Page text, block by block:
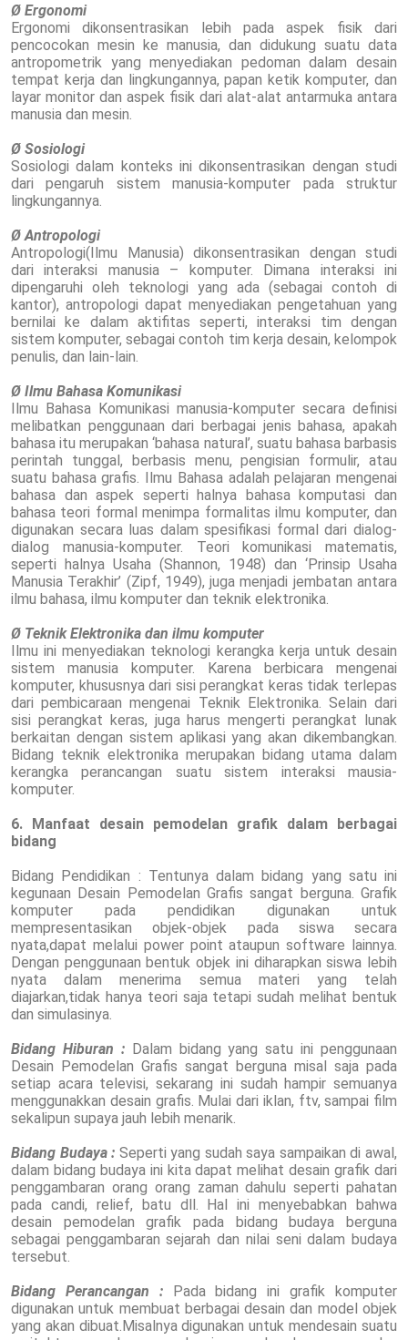
Ø Ergonomi
Ergonomi dikonsentrasikan lebih pada aspek fisik dari
pencocokan mesin ke manusia, dan didukung suatu data
antropometrik yang menyediakan pedoman dalam desain
tempat kerja dan lingkungannya, papan ketik komputer, dan
layar monitor dan aspek fisik dari alat-alat antarmuka antara
manusia dan mesin.
Ø Sosiologi
Sosiologi dalam konteks ini dikonsentrasikan dengan studi
dari pengaruh sistem manusia-komputer pada struktur
lingkungannya.
Ø Antropologi
Antropologi(Ilmu Manusia) dikonsentrasikan dengan studi
dari interaksi manusia – komputer. Dimana interaksi ini
dipengaruhi oleh teknologi yang ada (sebagai contoh di
kantor), antropologi dapat menyediakan pengetahuan yang
bernilai ke dalam aktifitas seperti, interaksi tim dengan
sistem komputer, sebagai contoh tim kerja desain, kelompok
penulis, dan lain-lain.
Ø Ilmu Bahasa Komunikasi
Ilmu Bahasa Komunikasi manusia-komputer secara definisi
melibatkan penggunaan dari berbagai jenis bahasa, apakah
bahasa itu merupakan ‘bahasa natural’, suatu bahasa barbasis
perintah tunggal, berbasis menu, pengisian formulir, atau
suatu bahasa grafis. Ilmu Bahasa adalah pelajaran mengenai
bahasa dan aspek seperti halnya bahasa komputasi dan
bahasa teori formal menimpa formalitas ilmu komputer, dan
digunakan secara luas dalam spesifikasi formal dari dialog-
dialog manusia-komputer. Teori komunikasi matematis,
seperti halnya Usaha (Shannon, 1948) dan ‘Prinsip Usaha
Manusia Terakhir’ (Zipf, 1949), juga menjadi jembatan antara
ilmu bahasa, ilmu komputer dan teknik elektronika.
Ø Teknik Elektronika dan ilmu komputer
Ilmu ini menyediakan teknologi kerangka kerja untuk desain
sistem manusia komputer. Karena berbicara mengenai
komputer, khususnya dari sisi perangkat keras tidak terlepas
dari pembicaraan mengenai Teknik Elektronika. Selain dari
sisi perangkat keras, juga harus mengerti perangkat lunak
berkaitan dengan sistem aplikasi yang akan dikembangkan.
Bidang teknik elektronika merupakan bidang utama dalam
kerangka perancangan suatu sistem interaksi mausia-
komputer.
6. Manfaat desain pemodelan grafik dalam berbagai
bidang
Bidang Pendidikan : Tentunya dalam bidang yang satu ini
kegunaan Desain Pemodelan Grafis sangat berguna. Grafik
komputer pada pendidikan digunakan untuk
mempresentasikan objek-objek pada siswa secara
nyata,dapat melalui power point ataupun software lainnya.
Dengan penggunaan bentuk objek ini diharapkan siswa lebih
nyata dalam menerima semua materi yang telah
diajarkan,tidak hanya teori saja tetapi sudah melihat bentuk
dan simulasinya.
Bidang Hiburan :Dalam bidang yang satu ini penggunaan
Desain Pemodelan Grafis sangat berguna misal saja pada
setiap acara televisi, sekarang ini sudah hampir semuanya
menggunakkan desain grafis. Mulai dari iklan, ftv, sampai film
sekalipun supaya jauh lebih menarik.
Bidang Budaya : Seperti yang sudah saya sampaikan di awal,
dalam bidang budaya ini kita dapat melihat desain grafik dari
penggambaran orang orang zaman dahulu seperti pahatan
pada candi, relief, batu dll. Hal ini menyebabkan bahwa
desain pemodelan grafik pada bidang budaya berguna
sebagai penggambaran sejarah dan nilai seni dalam budaya
tersebut.
Bidang Perancangan :Pada bidang ini grafik komputer
digunakan untuk membuat berbagai desain dan model objek
yang akan dibuat.Misalnya digunakan untuk mendesain suatu